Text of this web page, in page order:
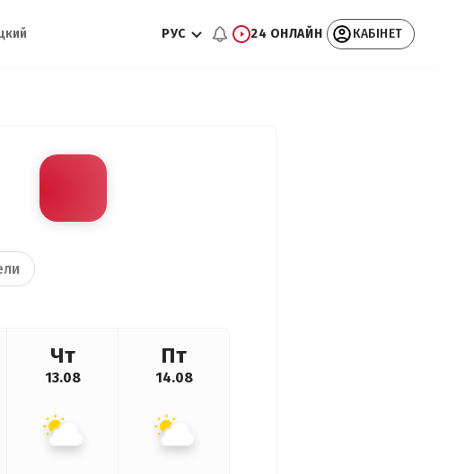
РУС 24 ОНЛАЙН КАБІНЕТ
Чт
13.08
Пт
14.08